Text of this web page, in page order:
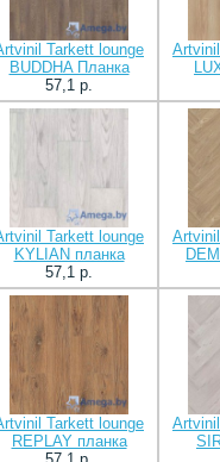
Tarkett lounge
BUDDHA Планка
57,1 p.
Tarkett lounge
KYLIAN планка
57,1 p.
Tarkett lounge
REPLAY планка